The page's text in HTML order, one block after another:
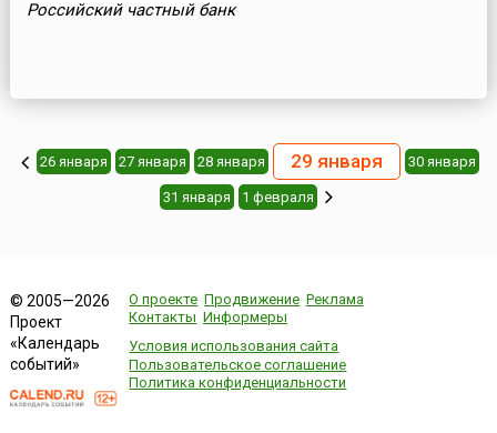
Российский частный банк
26 января 27 января 28 января 29 января 30 января
31 января 1 февраля
© 2005—2026
Проект
«Календарь
событий»
О проекте Продвижение Реклама
Контакты Информеры
Условия использования сайта
Пользовательское соглашение
Политика конфиденциальности